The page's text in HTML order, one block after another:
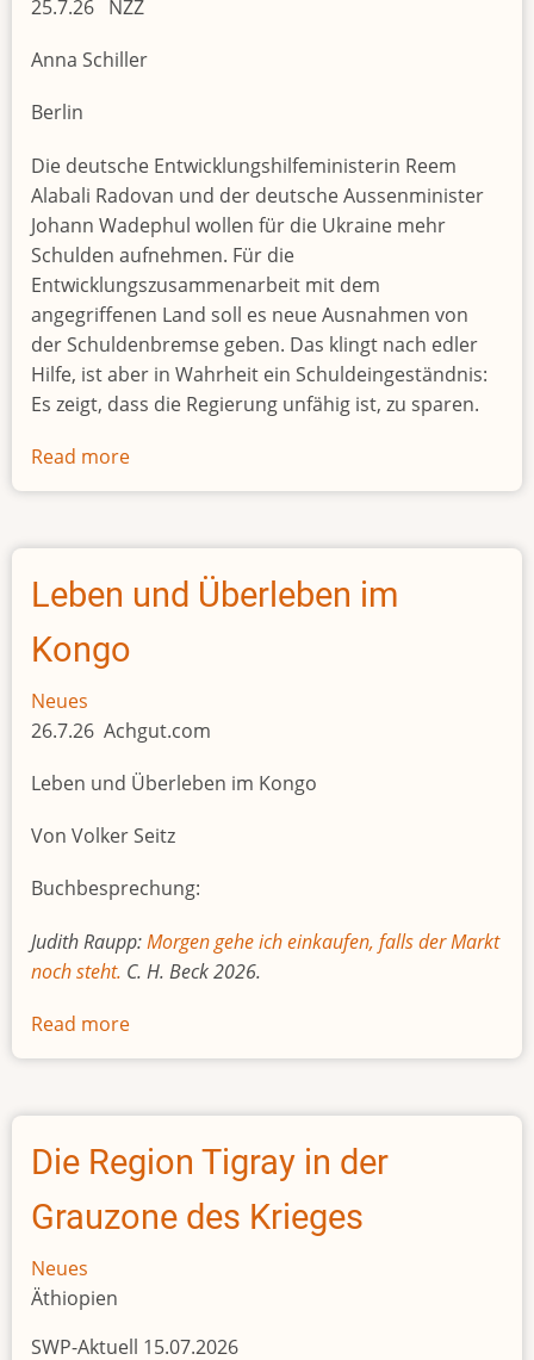
25.7.26 NZZ
Anna Schiller
Berlin
Die deutsche Entwicklungshilfeministerin Reem
Alabali Radovan und der deutsche Aussenminister
Johann Wadephul wollen für die Ukraine mehr
Schulden aufnehmen. Für die
Entwicklungszusammenarbeit mit dem
angegriffenen Land soll es neue Ausnahmen von
der Schuldenbremse geben. Das klingt nach edler
Hilfe, ist aber in Wahrheit ein Schuldeingeständnis:
Es zeigt, dass die Regierung unfähig ist, zu sparen.
Read more
Keine
Schulden
Leben und Überleben im
Kongo
Neues
26.7.26 Achgut.com
Leben und Überleben im Kongo
Von Volker Seitz
Buchbesprechung:
Judith Raupp:Morgen gehe ich einkaufen, falls der Markt
noch steht. C. H. Beck 2026.
Read more
Leben
Überleben
im
Kongo
Die Region Tigray in der
Grauzone des Krieges
Neues
Äthiopien
SWP-Aktuell 15.07.2026